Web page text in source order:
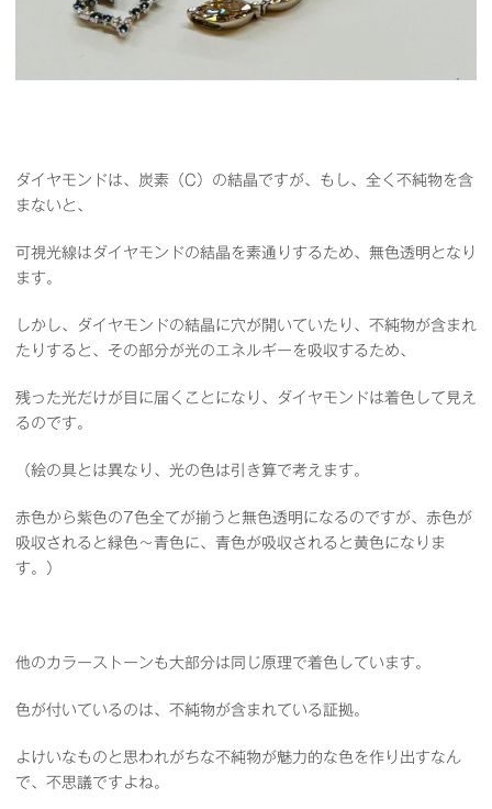
ダイヤモンドは、炭素（C）の結晶ですが、もし、全く不純物を含
まないと、
可視光線はダイヤモンドの結晶を素通りするため、無色透明となり
ます。
しかし、ダイヤモンドの結晶に穴が開いていたり、不純物が含まれ
たりすると、その部分が光のエネルギーを吸収するため、
残った光だけが目に届くことになり、ダイヤモンドは着色して見え
るのです。
（絵の具とは異なり、光の色は引き算で考えます。
赤色から紫色の7色全てが揃うと無色透明になるのですが、赤色が
吸収されると緑色～青色に、青色が吸収されると黄色になりま
す。）
他のカラーストーンも大部分は同じ原理で着色しています。
色が付いているのは、不純物が含まれている証拠。
よけいなものと思われがちな不純物が魅力的な色を作り出すなん
で、不思議ですよね。